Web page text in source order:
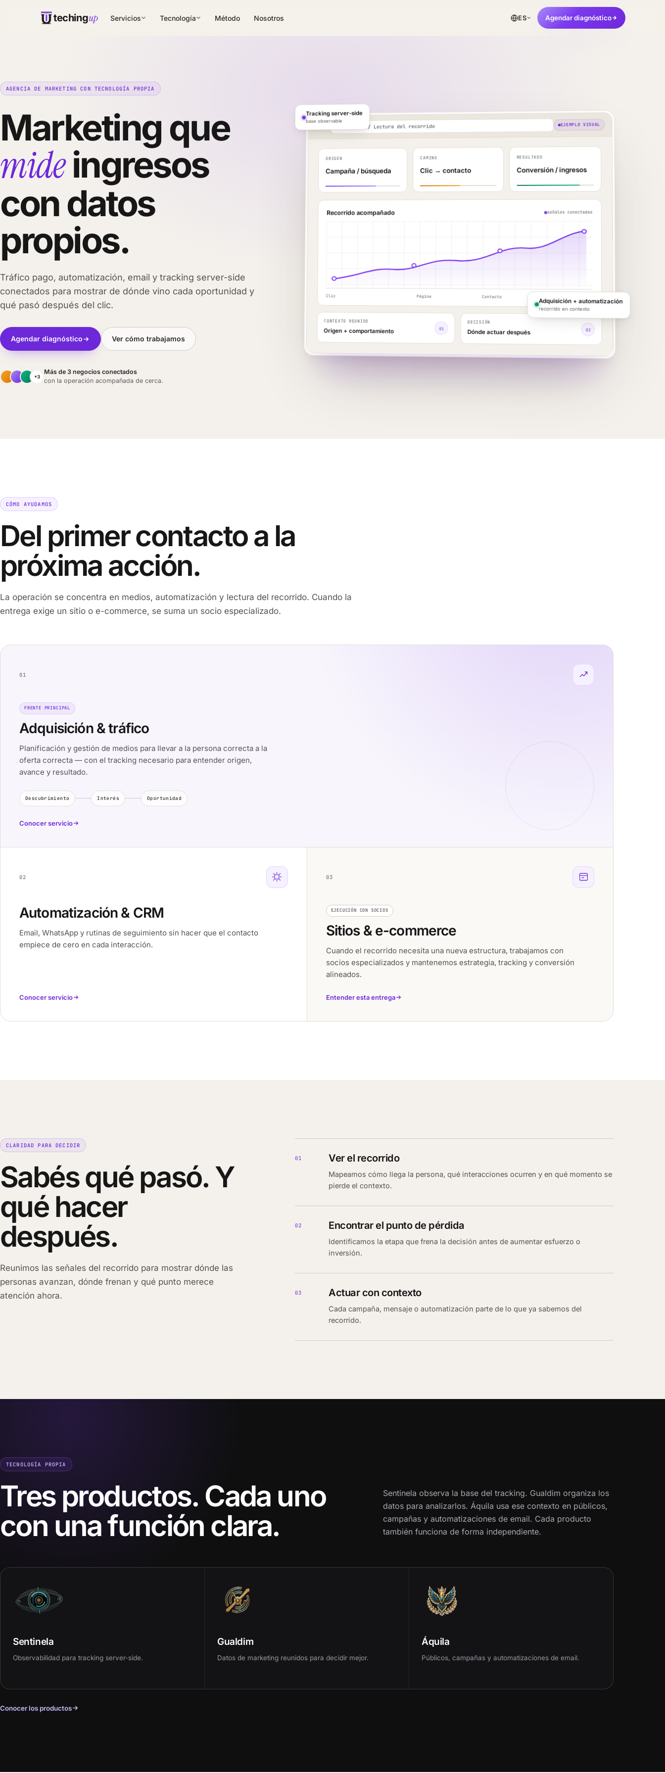
techingup Servicios Tecnología Método Nosotros ES Agendar diagnóstico
AGENCIA DE MARKETING CON TECNOLOGÍA PROPIA
Marketing que
mideingresos
con datos
propios.
Tráfico pago, automatización, email y tracking server-side
conectados para mostrar de dónde vino cada oportunidad y
qué pasó después del clic.
Agendar diagnóstico Ver cómo trabajamos
+3
Más de 3 negocios conectados
con la operación acompañada de cerca.
teching up / Lectura del recorrido EJEMPLO VISUAL
ORIGEN
Campaña / búsqueda
CAMINO
Clic → contacto
RESULTADO
Conversión / ingresos
Recorrido acompañado señales conectadas
Clic Página Contacto
CONTEXTO REUNIDO
Origen + comportamiento 01
DECISIÓN
Dónde actuar después 02
Tracking server-side
base observable
Adquisición + automatización
recorrido en contexto
CÓMO AYUDAMOS
Del primer contacto a la
próxima acción.
La operación se concentra en medios, automatización y lectura del recorrido. Cuando la
entrega exige un sitio o e-commerce, se suma un socio especializado.
01
FRENTE PRINCIPAL
Adquisición & tráfico
Planificación y gestión de medios para llevar a la persona correcta a la
oferta correcta — con el tracking necesario para entender origen,
avance y resultado.
Descubrimiento Interés Oportunidad
Conocer servicio
02
Automatización & CRM
Email, WhatsApp y rutinas de seguimiento sin hacer que el contacto
empiece de cero en cada interacción.
Conocer servicio
03
EJECUCIÓN CON SOCIOS
Sitios & e-commerce
Cuando el recorrido necesita una nueva estructura, trabajamos con
socios especializados y mantenemos estrategia, tracking y conversión
alineados.
Entender esta entrega
CLARIDAD PARA DECIDIR
Sabés qué pasó. Y
qué hacer
después.
Reunimos las señales del recorrido para mostrar dónde las
personas avanzan, dónde frenan y qué punto merece
atención ahora.
01 Ver el recorrido
Mapeamos cómo llega la persona, qué interacciones ocurren y en qué momento se
pierde el contexto.
02 Encontrar el punto de pérdida
Identificamos la etapa que frena la decisión antes de aumentar esfuerzo o
inversión.
03 Actuar con contexto
Cada campaña, mensaje o automatización parte de lo que ya sabemos del
recorrido.
TECNOLOGÍA PROPIA
Tres productos. Cada uno
con una función clara.
Sentinela observa la base del tracking. Gualdim organiza los
datos para analizarlos. Áquila usa ese contexto en públicos,
campañas y automatizaciones de email. Cada producto
también funciona de forma independiente.
Sentinela
Observabilidad para tracking server-side.
Gualdim
Datos de marketing reunidos para decidir mejor.
Áquila
Públicos, campañas y automatizaciones de email.
Conocer los productos